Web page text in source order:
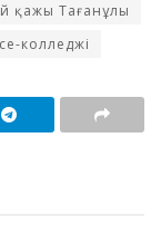
қажы Тағанұлы
колледжі